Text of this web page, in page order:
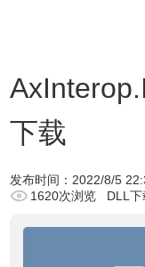
下载
发布时间： 2022/8/5
1620次浏览
DLL下